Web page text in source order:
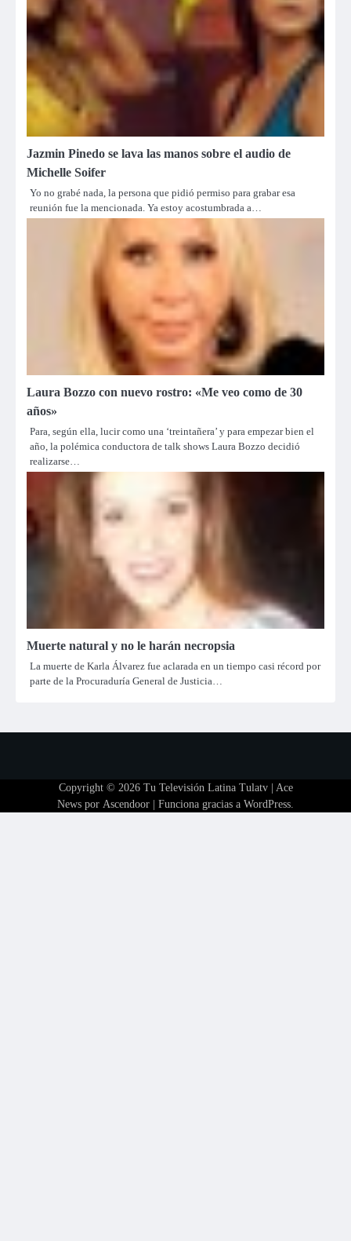
Jazmin Pinedo se lava las manos sobre el audio de
Michelle Soifer
Yo no grabé nada, la persona que pidió permiso para grabar esa
reunión fue la mencionada. Ya estoy acostumbrada a…
Laura Bozzo con nuevo rostro: «Me veo como de 30
años»
Para, según ella, lucir como una ‘treintañera’ y para empezar bien el
año, la polémica conductora de talk shows Laura Bozzo decidió
realizarse…
Muerte natural y no le harán necropsia
La muerte de Karla Álvarez fue aclarada en un tiempo casi récord por
parte de la Procuraduría General de Justicia…
Copyright © 2026 Tu Televisión Latina Tulatv| Ace
News por Ascendoor | Funciona gracias a WordPress.